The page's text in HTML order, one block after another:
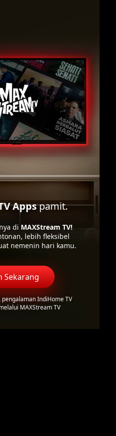
Appspamit.
di MAXStream TV!
lebih fleksibel
nemenin hari kamu.
Sekarang
pengalaman IndiHome TV
MAXStream TV